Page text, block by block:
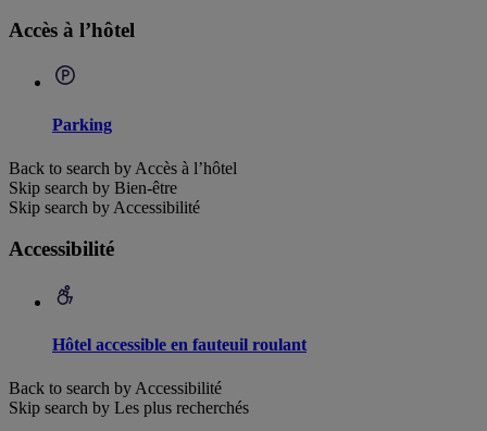
Accès à l’hôtel
Parking
Back to search by Accès à l’hôtel
Skip search by Bien-être
Skip search by Accessibilité
Accessibilité
Hôtel accessible en fauteuil roulant
Back to search by Accessibilité
Skip search by Les plus recherchés